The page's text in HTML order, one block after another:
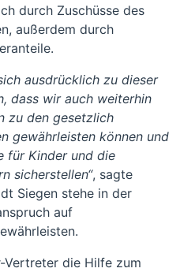
durch Zuschüsse des
außerdem durch
ausdrücklich zu dieser
dass wir auch weiterhin
zu den gesetzlich
gewährleisten können und
für Kinder und die
sicherstellen“, sagte
Siegen stehe in der
auf
Vertreter die Hilfe zum